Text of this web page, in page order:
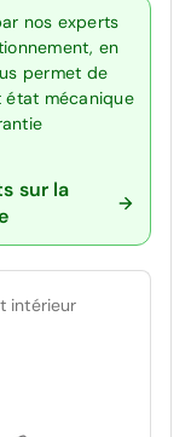
nos experts
en
permet de
état mécanique
sur la
intérieur